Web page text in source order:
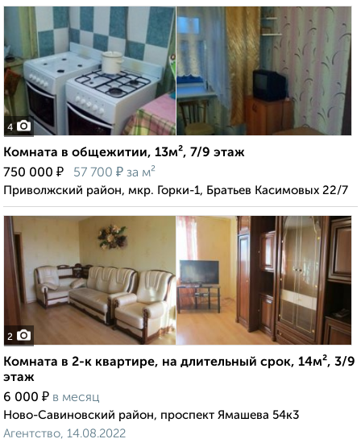
4
Комната в общежитии, 13м², 7/9 этаж
750 000 ₽ 57 700 ₽ за м²
Приволжский район, мкр. Горки-1, Братьев Касимовых 22/7
2
Комната в 2-к квартире, на длительный срок, 14м², 3/9
этаж
6 000 ₽ в месяц
Ново-Савиновский район, проспект Ямашева 54к3
Агентство, 14.08.2022